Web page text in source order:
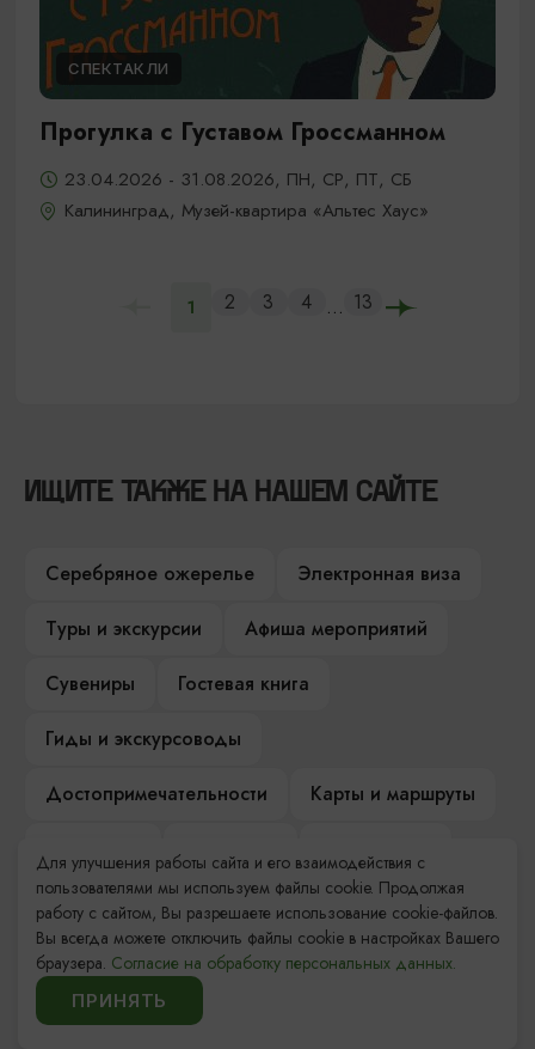
СПЕКТАКЛИ
Прогулка с Густавом Гроссманном
23.04.2026 - 31.08.2026, ПН, СР, ПТ, СБ
Калининград, Музей-квартира «Альтес Хаус»
1 2 3 4 ... 13
ИЩИТЕ ТАКЖЕ НА НАШЕМ САЙТЕ
Серебряное ожерелье
Электронная виза
Туры и экскурсии
Афиша мероприятий
Сувениры
Гостевая книга
Гиды и экскурсоводы
Достопримечательности
Карты и маршруты
Компас Балтийской кухни
Настоящий Калининградец
Музеи
Для улучшения работы сайта и его взаимодействия с
пользователями мы используем файлы cookie. Продолжая
работу с сайтом, Вы разрешаете использование cookie-файлов.
Вы всегда можете отключить файлы cookie в настройках Вашего
браузера. Согласие на обработку персональных данных.
ПРИНЯТЬ